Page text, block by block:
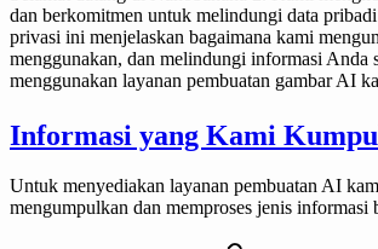
dan berkomitmen untuk melindungi data
privasi ini menjelaskan bagaimana kami
menggunakan, dan melindungi informasi Anda
menggunakan layanan pembuatan gambar AI
Informasi yang Kami
Untuk menyediakan layanan pembuatan AI
mengumpulkan dan memproses jenis informasi